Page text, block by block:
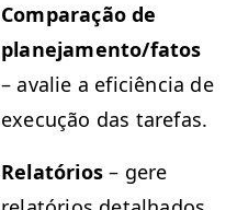
Com­para­ção de
planejamento/​fatos
– ava­lie a efi­ciên­cia de
exe­cução das tarefas.
Relatórios – gere